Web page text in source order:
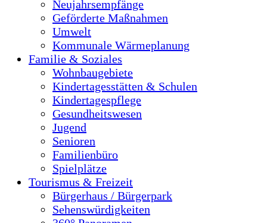
Neujahrsempfänge
Geförderte Maßnahmen
Umwelt
Kommunale Wärmeplanung
Familie & Soziales
Wohnbaugebiete
Kindertagesstätten & Schulen
Kindertagespflege
Gesundheitswesen
Jugend
Senioren
Familienbüro
Spielplätze
Tourismus & Freizeit
Bürgerhaus / Bürgerpark
Sehenswürdigkeiten